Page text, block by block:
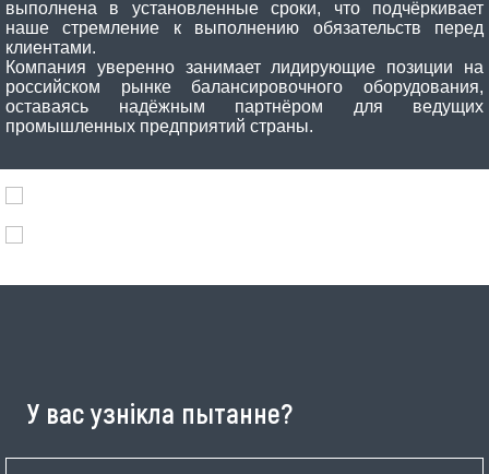
выполнена в установленные сроки, что подчёркивает
наше стремление к выполнению обязательств перед
клиентами.
Компания уверенно занимает лидирующие позиции на
российском рынке балансировочного оборудования,
оставаясь надёжным партнёром для ведущих
промышленных предприятий страны.
У вас узнікла пытанне?